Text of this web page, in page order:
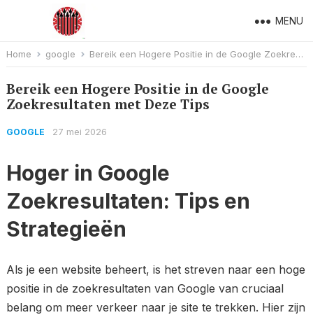
MENU
Home google Bereik een Hogere Positie in de Google Zoekresultaten met Deze Tips
Bereik een Hogere Positie in de Google
Zoekresultaten met Deze Tips
GOOGLE 27 mei 2026
Hoger in Google
Zoekresultaten: Tips en
Strategieën
Als je een website beheert, is het streven naar een hoge
positie in de zoekresultaten van Google van cruciaal
belang om meer verkeer naar je site te trekken. Hier zijn